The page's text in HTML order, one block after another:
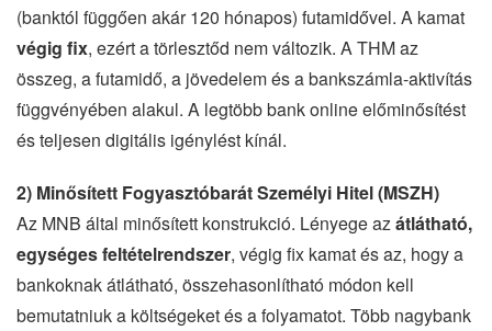
(banktól függően akár 120 hónapos) futamidővel. A kamat
végig fix, ezért a törlesztőd nem változik. A THM az
összeg, a futamidő, a jövedelem és a bankszámla-aktivítás
függvényében alakul. A legtöbb bank online előminősítést
és teljesen digitális igénylést kínál.
2) Minősített Fogyasztóbarát Személyi Hitel (MSZH)
Az MNB által minősített konstrukció. Lényege azátlátható,
egységes feltételrendszer, végig fix kamat és az, hogy a
bankoknak átlátható, összehasonlítható módon kell
bemutatniuk a költségeket és a folyamatot. Több nagybank